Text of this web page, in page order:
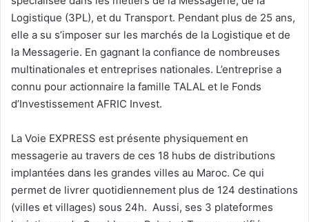
Logistique (3PL), et du Transport. Pendant plus de 25 ans,
elle a su s’imposer sur les marchés de la Logistique et de
la Messagerie. En gagnant la confiance de nombreuses
multinationales et entreprises nationales. L’entreprise a
connu pour actionnaire la famille TALAL et le Fonds
d’Investissement AFRIC Invest.
La Voie EXPRESS est présente physiquement en
messagerie au travers de ces 18 hubs de distributions
implantées dans les grandes villes au Maroc. Ce qui
permet de livrer quotidiennement plus de 124 destinations
(villes et villages) sous 24h. Aussi, ses 3 plateformes